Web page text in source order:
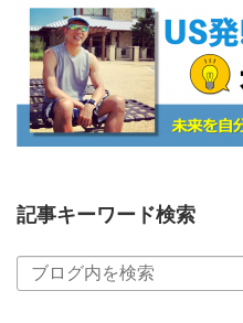
記事キーワード検索